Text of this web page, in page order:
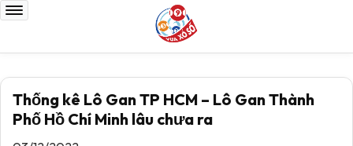
Thống kê Lô Gan TP HCM – Lô Gan Thành
Phố Hồ Chí Minh lâu chưa ra